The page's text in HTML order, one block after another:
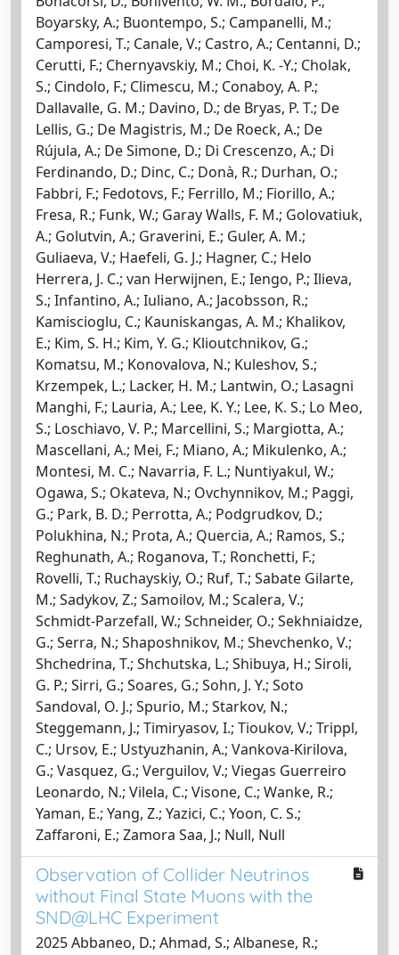
Boyarsky, A.; Buontempo, S.; Campanelli, M.;
Camporesi, T.; Canale, V.; Castro, A.; Centanni, D.;
Cerutti, F.; Chernyavskiy, M.; Choi, K. -Y.; Cholak,
S.; Cindolo, F.; Climescu, M.; Conaboy, A. P.;
Dallavalle, G. M.; Davino, D.; de Bryas, P. T.; De
Lellis, G.; De Magistris, M.; De Roeck, A.; De
Rújula, A.; De Simone, D.; Di Crescenzo, A.; Di
Ferdinando, D.; Dinc, C.; Donà, R.; Durhan, O.;
Fabbri, F.; Fedotovs, F.; Ferrillo, M.; Fiorillo, A.;
Fresa, R.; Funk, W.; Garay Walls, F. M.; Golovatiuk,
A.; Golutvin, A.; Graverini, E.; Guler, A. M.;
Guliaeva, V.; Haefeli, G. J.; Hagner, C.; Helo
Herrera, J. C.; van Herwijnen, E.; Iengo, P.; Ilieva,
S.; Infantino, A.; Iuliano, A.; Jacobsson, R.;
Kamiscioglu, C.; Kauniskangas, A. M.; Khalikov,
E.; Kim, S. H.; Kim, Y. G.; Klioutchnikov, G.;
Komatsu, M.; Konovalova, N.; Kuleshov, S.;
Krzempek, L.; Lacker, H. M.; Lantwin, O.; Lasagni
Manghi, F.; Lauria, A.; Lee, K. Y.; Lee, K. S.; Lo Meo,
S.; Loschiavo, V. P.; Marcellini, S.; Margiotta, A.;
Mascellani, A.; Mei, F.; Miano, A.; Mikulenko, A.;
Montesi, M. C.; Navarria, F. L.; Nuntiyakul, W.;
Ogawa, S.; Okateva, N.; Ovchynnikov, M.; Paggi,
G.; Park, B. D.; Perrotta, A.; Podgrudkov, D.;
Polukhina, N.; Prota, A.; Quercia, A.; Ramos, S.;
Reghunath, A.; Roganova, T.; Ronchetti, F.;
Rovelli, T.; Ruchayskiy, O.; Ruf, T.; Sabate Gilarte,
M.; Sadykov, Z.; Samoilov, M.; Scalera, V.;
Schmidt-Parzefall, W.; Schneider, O.; Sekhniaidze,
G.; Serra, N.; Shaposhnikov, M.; Shevchenko, V.;
Shchedrina, T.; Shchutska, L.; Shibuya, H.; Siroli,
G. P.; Sirri, G.; Soares, G.; Sohn, J. Y.; Soto
Sandoval, O. J.; Spurio, M.; Starkov, N.;
Steggemann, J.; Timiryasov, I.; Tioukov, V.; Trippl,
C.; Ursov, E.; Ustyuzhanin, A.; Vankova-Kirilova,
G.; Vasquez, G.; Verguilov, V.; Viegas Guerreiro
Leonardo, N.; Vilela, C.; Visone, C.; Wanke, R.;
Yaman, E.; Yang, Z.; Yazici, C.; Yoon, C. S.;
Zaffaroni, E.; Zamora Saa, J.; Null, Null
Observation of Collider Neutrinos
without Final State Muons with the
SND@LHC Experiment
2025 Abbaneo, D.; Ahmad, S.; Albanese, R.;